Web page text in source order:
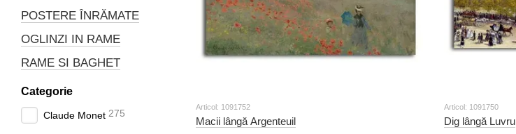
Articol: 1091752
Macii lângă Argenteuil
Articol: 1091750
Dig lângă Luvru
POSTERE ÎNRĂMATE
OGLINZI IN RAME
RAME SI BAGHET
Categorie
Claude Monet 275